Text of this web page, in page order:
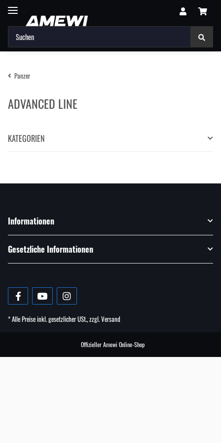
Panzer
ADVANCED LINE
KATEGORIEN
Informationen
Gesetzliche Informationen
* Alle Preise inkl. gesetzlicher USt., zzgl.Versand
Offizieller Amewi Online-Shop